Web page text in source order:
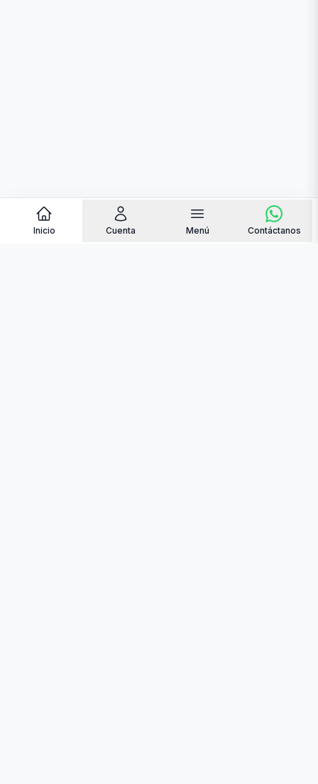
Inicio Cuenta Menú Contáctanos